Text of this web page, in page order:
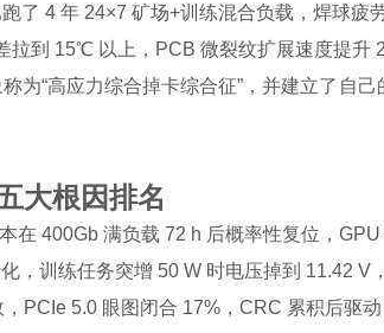
了 4 年 24×7 矿场+训练混合负载，焊球疲
到 15℃ 以上，PCB 微裂纹扩展速度提升
为“高应力综合掉卡综合征”，并建立了自
大根因排名
400Gb 满负载 72 h 后概率性复位，GPU
，训练任务突增 50 W 时电压掉到 11.42 V
PCIe 5.0 眼图闭合 17%，CRC 累积后驱动